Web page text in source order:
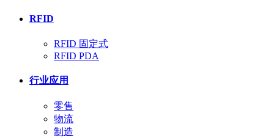
RFID
RFID 固定式
RFID PDA
行业应用
零售
物流
制造